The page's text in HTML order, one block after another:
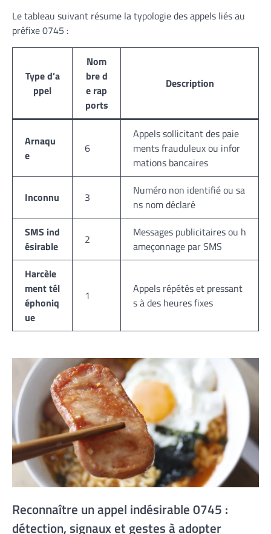
Le tableau suivant résume la typologie des appels liés au
préfixe 0745 :
Type d’a
ppel
Nom
bre d
e rap
ports
Description
Arnaqu
e
6
Appels sollicitant des paie
ments frauduleux ou infor
mations bancaires
Inconnu 3
Numéro non identifié ou sa
ns nom déclaré
SMS ind
ésirable
2
Messages publicitaires ou h
ameçonnage par SMS
Harcèle
ment tél
éphoniq
ue
1
Appels répétés et pressant
s à des heures fixes
Reconnaître un appel indésirable 0745 :
détection, signaux et gestes à adopter